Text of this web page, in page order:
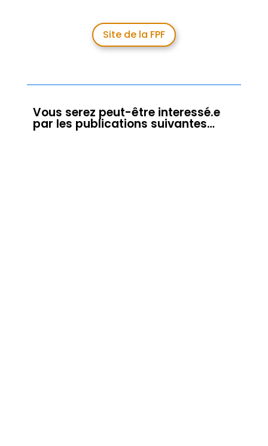
Site de la FPF
Vous serez peut-être interessé.e
par les publications suivantes…